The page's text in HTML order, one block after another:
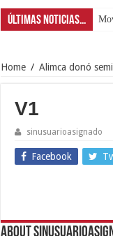
Últimas Noticias...
Home / Alimca donó
V1
sinusuarioasignado
Facebook
About